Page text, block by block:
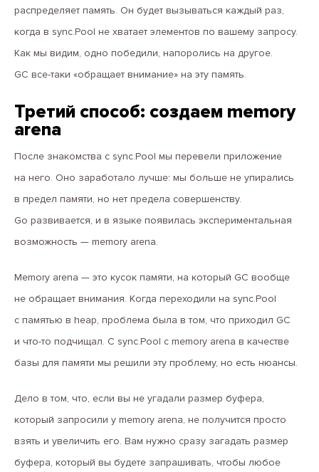
распределяет память. Он будет вызываться каждый раз,
когда в sync.Pool не хватает элементов по вашему запросу.
Как мы видим, одно победили, напоролись на другое.
GС все-таки «обращает внимание» на эту память.
Третий способ: создаем memory
arena
После знакомства с sync.Pool мы перевели приложение
на него. Оно заработало лучше: мы больше не упирались
в предел памяти, но нет предела совершенству.
Go развивается, и в языке появилась экспериментальная
возможность — memory arena.
Memory arena — это кусок памяти, на который GC вообще
не обращает внимания. Когда переходили на sync.Pool
с памятью в heap, проблема была в том, что приходил GC
и что-то подчищал. С sync.Pool с memory arena в качестве
базы для памяти мы решили эту проблему, но есть нюансы.
Дело в том, что, если вы не угадали размер буфера,
который запросили у memory arena, не получится просто
взять и увеличить его. Вам нужно сразу загадать размер
буфера, который вы будете запрашивать, чтобы любое